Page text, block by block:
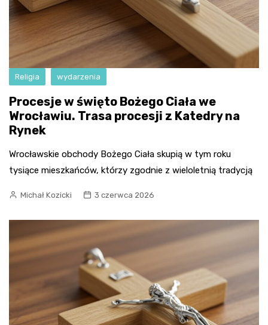
Religia wydarzenia
Procesje w święto Bożego Ciała we
Wrocławiu. Trasa procesji z Katedry na
Rynek
Wrocławskie obchody Bożego Ciała skupią w tym roku
tysiące mieszkańców, którzy zgodnie z wieloletnią tradycją
Michał Kozicki 3 czerwca 2026